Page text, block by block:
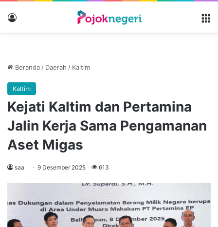
Beranda / Daerah / Kaltim
Kaltim
Kejati Kaltim dan Pertamina
Jalin Kerja Sama Pengamanan
Aset Migas
saa 9 Desember 2025 613